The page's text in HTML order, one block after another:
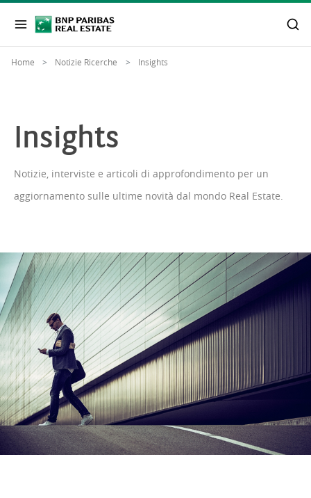
Home Notizie Ricerche Insights
Insights
Notizie, interviste e articoli di approfondimento per un
aggiornamento sulle ultime novità dal mondo Real Estate.